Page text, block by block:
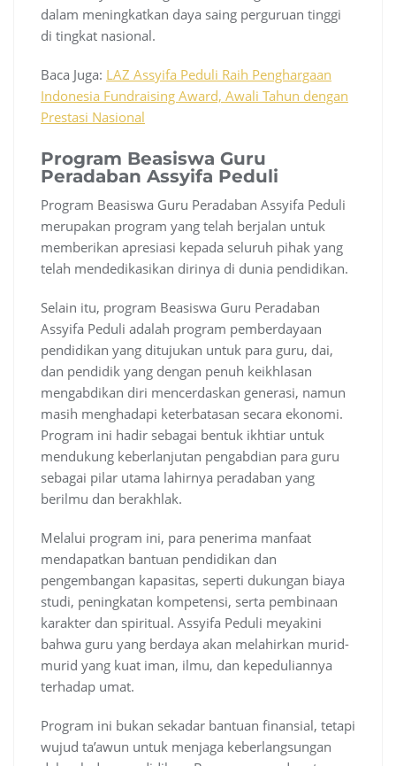
dalam meningkatkan daya saing perguruan tinggi
di tingkat nasional.
Baca Juga: LAZ Assyifa Peduli Raih Penghargaan
Indonesia Fundraising Award, Awali Tahun dengan
Prestasi Nasional
Program Beasiswa Guru
Peradaban Assyifa Peduli
Program Beasiswa Guru Peradaban Assyifa Peduli
merupakan program yang telah berjalan untuk
memberikan apresiasi kepada seluruh pihak yang
telah mendedikasikan dirinya di dunia pendidikan.
Selain itu, program Beasiswa Guru Peradaban
Assyifa Peduli adalah program pemberdayaan
pendidikan yang ditujukan untuk para guru, dai,
dan pendidik yang dengan penuh keikhlasan
mengabdikan diri mencerdaskan generasi, namun
masih menghadapi keterbatasan secara ekonomi.
Program ini hadir sebagai bentuk ikhtiar untuk
mendukung keberlanjutan pengabdian para guru
sebagai pilar utama lahirnya peradaban yang
berilmu dan berakhlak.
Melalui program ini, para penerima manfaat
mendapatkan bantuan pendidikan dan
pengembangan kapasitas, seperti dukungan biaya
studi, peningkatan kompetensi, serta pembinaan
karakter dan spiritual. Assyifa Peduli meyakini
bahwa guru yang berdaya akan melahirkan murid-
murid yang kuat iman, ilmu, dan kepeduliannya
terhadap umat.
Program ini bukan sekadar bantuan finansial, tetapi
wujud ta’awun untuk menjaga keberlangsungan